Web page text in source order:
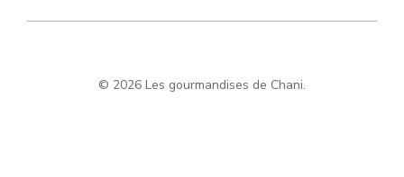
© 2026 Les gourmandises de Chani.